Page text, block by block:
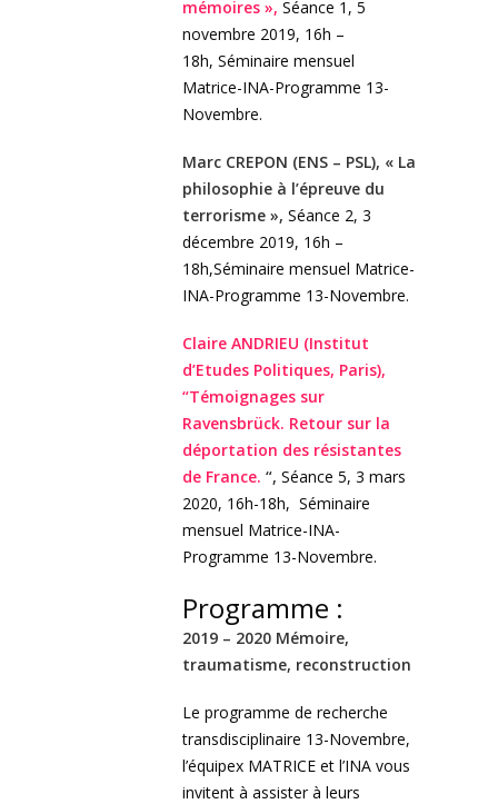
mémoires », Séance 1, 5
novembre 2019, 16h –
18h, Séminaire mensuel
Matrice-INA-Programme 13-
Novembre.
Marc CREPON (ENS – PSL), « La
philosophie à l’épreuve du
terrorisme », Séance 2, 3
décembre 2019, 16h –
18h,Séminaire mensuel Matrice-
INA-Programme 13-Novembre.
Claire ANDRIEU (Institut
d’Etudes Politiques, Paris),
“Témoignages sur
Ravensbrück. Retour sur la
déportation des résistantes
de France. “, Séance 5, 3 mars
2020, 16h-18h, Séminaire
mensuel Matrice-INA-
Programme 13-Novembre.
Programme :
2019 – 2020 Mémoire,
traumatisme, reconstruction
Le programme de recherche
transdisciplinaire 13-Novembre,
l’équipex MATRICE et l’INA vous
invitent à assister à leurs